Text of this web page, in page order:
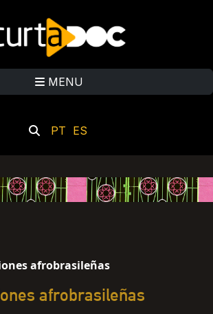
MENU
PT ES
afrobrasileñas
afrobrasileñas